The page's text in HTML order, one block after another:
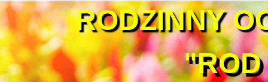
RODZINNY